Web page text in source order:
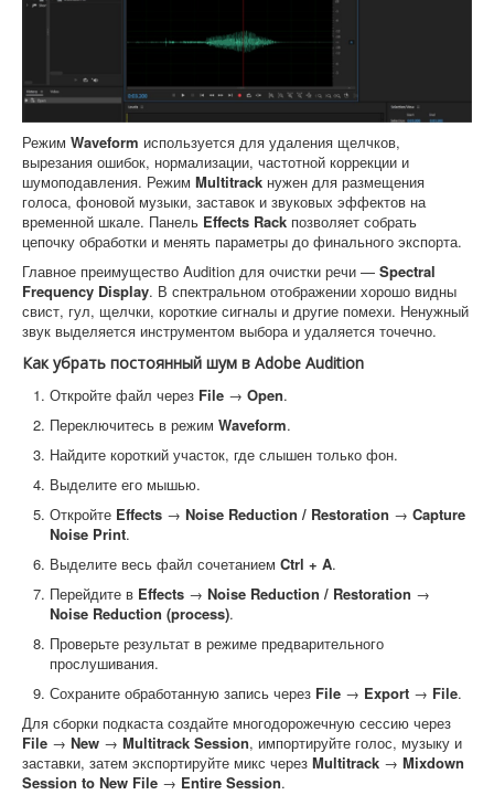
Режим Waveform используется для удаления щелчков,
вырезания ошибок, нормализации, частотной коррекции и
шумоподавления. Режим Multitrack нужен для размещения
голоса, фоновой музыки, заставок и звуковых эффектов на
временной шкале. Панель Effects Rack позволяет собрать
цепочку обработки и менять параметры до финального экспорта.
Главное преимущество Audition для очистки речи — Spectral
Frequency Display. В спектральном отображении хорошо видны
свист, гул, щелчки, короткие сигналы и другие помехи. Ненужный
звук выделяется инструментом выбора и удаляется точечно.
Как убрать постоянный шум в Adobe Audition
Откройте файл через File → Open.
Переключитесь в режим Waveform.
Найдите короткий участок, где слышен только фон.
Выделите его мышью.
Откройте Effects → Noise Reduction / Restoration → Capture
Noise Print.
Выделите весь файл сочетанием Ctrl + A.
Перейдите в Effects → Noise Reduction / Restoration →
Noise Reduction (process).
Проверьте результат в режиме предварительного
прослушивания.
Сохраните обработанную запись через File → Export → File.
Для сборки подкаста создайте многодорожечную сессию через
File → New → Multitrack Session, импортируйте голос, музыку и
заставки, затем экспортируйте микс через Multitrack → Mixdown
Session to New File → Entire Session.